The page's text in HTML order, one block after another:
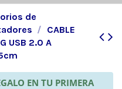
de
CABLE
USB 2.0 A
EN TU PRIMERA